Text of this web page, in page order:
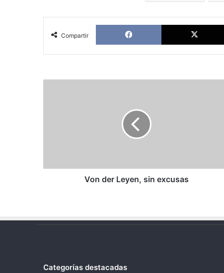
Compartir
Facebook
Von der Leyen, sin excusas
Categorías destacadas